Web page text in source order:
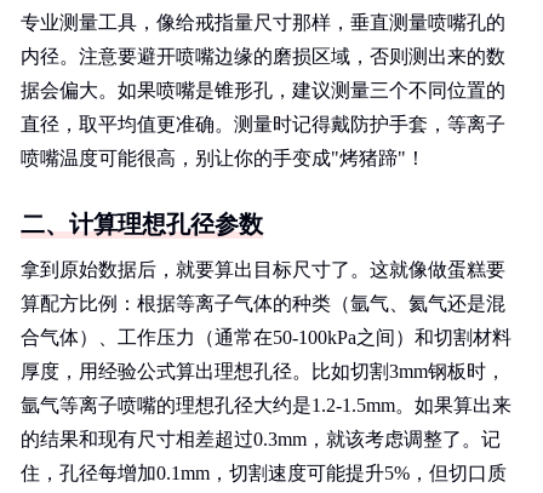
专业测量工具，像给戒指量尺寸那样，垂直测量喷嘴孔的
内径。注意要避开喷嘴边缘的磨损区域，否则测出来的数
据会偏大。如果喷嘴是锥形孔，建议测量三个不同位置的
直径，取平均值更准确。测量时记得戴防护手套，等离子
喷嘴温度可能很高，别让你的手变成"烤猪蹄"！
二、计算理想孔径参数
拿到原始数据后，就要算出目标尺寸了。这就像做蛋糕要
算配方比例：根据等离子气体的种类（氩气、氦气还是混
合气体）、工作压力（通常在50-100kPa之间）和切割材料
厚度，用经验公式算出理想孔径。比如切割3mm钢板时，
氩气等离子喷嘴的理想孔径大约是1.2-1.5mm。如果算出来
的结果和现有尺寸相差超过0.3mm，就该考虑调整了。记
住，孔径每增加0.1mm，切割速度可能提升5%，但切口质